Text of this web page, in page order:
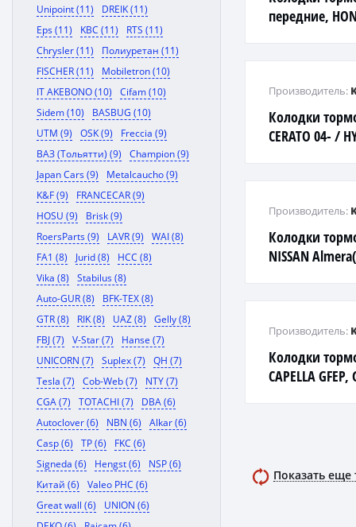
Unipoint (11)
DREIK (11)
Eps (11)
KBC (11)
RTS (11)
Chrysler (11)
Полиуретан (11)
FISCHER (11)
Mobiletron (10)
IT AKEBONO (10)
Cifam (10)
Sidem (10)
BASBUG (10)
UTM (9)
OSK (9)
Freccia (9)
ВАЗ (Тольятти) (9)
Champion (9)
Japan Cars (9)
Metalcaucho (9)
K&F (9)
FRANCECAR (9)
HOSU (9)
Brisk (9)
RoersParts (9)
LAVR (9)
WAI (8)
FA1 (8)
Jurid (8)
HCC (8)
Vika (8)
Stabilus (8)
Auto-GUR (8)
BFK-TEX (8)
GTR (8)
RIK (8) UAZ (8)
Gelly (8)
FBJ (7)
V-Star (7)
Hanse (7)
UNICORN (7)
Suplex (7)
QH (7)
Tesla (7)
Cob-Web (7)
NTY (7)
CGA (7)
TOTACHI (7)
DBA (6)
Autoclover (6)
NBN (6)
Alkar (6)
Casp (6)
TP (6)
FKC (6)
Signeda (6)
Hengst (6)
NSP (6)
Китай (6)
Valeo PHC (6)
Great wall (6)
UNION (6)
передние,
Колодки
CERATO 04- /
Производитель:
Колодки
NISSAN
Производитель:
Колодки
CAPELLA GFEP,
Производитель:
Показать еще